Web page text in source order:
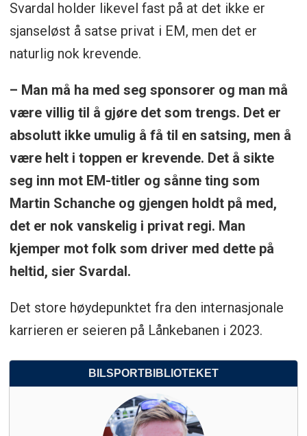
Svardal holder likevel fast på at det ikke er
sjanseløst å satse privat i EM, men det er
naturlig nok krevende.
– Man må ha med seg sponsorer og man må
være villig til å gjøre det som trengs. Det er
absolutt ikke umulig å få til en satsing, men å
være helt i toppen er krevende. Det å sikte
seg inn mot EM-titler og sånne ting som
Martin Schanche og gjengen holdt på med,
det er nok vanskelig i privat regi. Man
kjemper mot folk som driver med dette på
heltid, sier Svardal.
Det store høydepunktet fra den internasjonale
karrieren er seieren på Lånkebanen i 2023.